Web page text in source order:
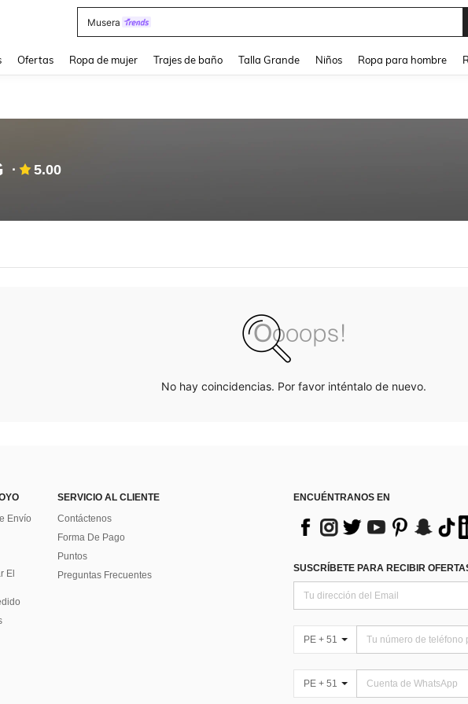
Musera
Ofertas Ropa de mujer Trajes de baño Talla Grande Niños Ropa para hombre
5.00
No hay coincidencias. Por favor inténtalo de nuevo.
Envío
El
SERVICIO AL CLIENTE
Contáctenos
Forma De Pago
Puntos
Preguntas Frecuentes
ENCUÉNTRANOS EN
SUSCRÍBETE PARA RECIBIR
PE + 51
PE + 51